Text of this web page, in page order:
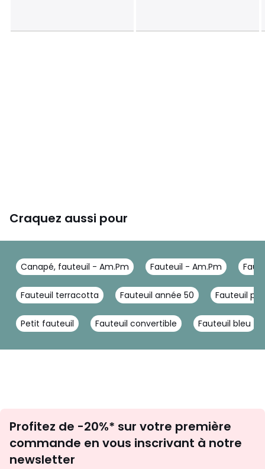
Craquez aussi pour
Canapé, fauteuil - Am.Pm Fauteuil - Am.Pm
Fauteuil terracotta Fauteuil année 50 Fauteuil
Petit fauteuil Fauteuil convertible Fauteuil bleu
newsletter
Profitez de -20%* sur votre première
commande en vous inscrivant à notre
newsletter